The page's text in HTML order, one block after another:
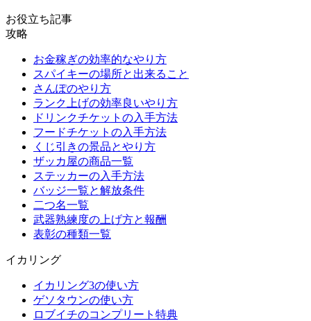
お役立ち記事
攻略
お金稼ぎの効率的なやり方
スパイキーの場所と出来ること
さんぽのやり方
ランク上げの効率良いやり方
ドリンクチケットの入手方法
フードチケットの入手方法
くじ引きの景品とやり方
ザッカ屋の商品一覧
ステッカーの入手方法
バッジ一覧と解放条件
二つ名一覧
武器熟練度の上げ方と報酬
表彰の種類一覧
イカリング
イカリング3の使い方
ゲソタウンの使い方
ロブイチのコンプリート特典